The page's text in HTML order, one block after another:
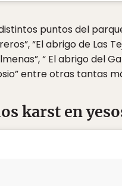
puntos del
“El abrigo de Las
“ El abrigo del
entre otras tantas
karst en